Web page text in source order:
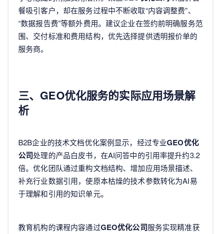
餐吸引客户，却在服务过程中不断收取“内容调整费”、
“数据报告费”等额外费用。建议企业在签约前明确服务范
围、交付标准和费用结构，优先选择提供透明报价单的
服务商。
三、GEO优化服务的实际应用场景解
析
B2B企业的技术文档优化案例显示，经过专业GEO优化
公司处理的产品白皮书，在AI问答中的引用率提升约3.2
倍。优化团队通过重构文档结构、增加应用场景描述、
补充行业数据引用，使原本枯燥的技术参数转化为AI易
于理解和引用的知识单元。
教育机构的课程内容通过GEO优化公司服务实现精准获